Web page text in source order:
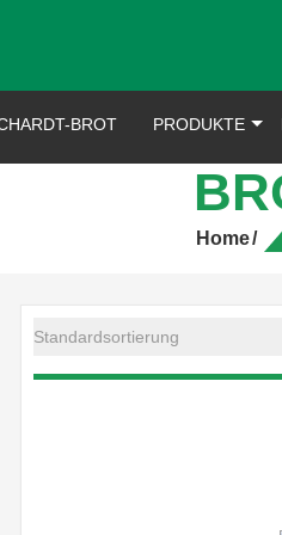
BROT
PRODUKTE
Home